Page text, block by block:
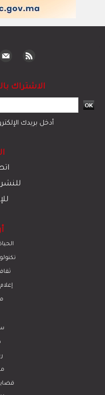
الاشتراك
أدخل بريدك